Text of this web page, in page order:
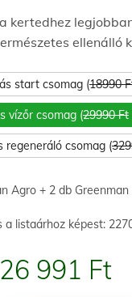
kertedhez
ellenálló
start csomag (18990
vízőr csomag (29990 Ft
regeneráló csomag (
Agro + 2 db
a listaárhoz képest:
Original
26 991 Ft